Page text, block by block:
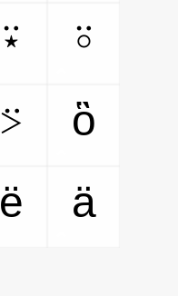
⍣
⍤
⍩
ὃ
ё ӓ